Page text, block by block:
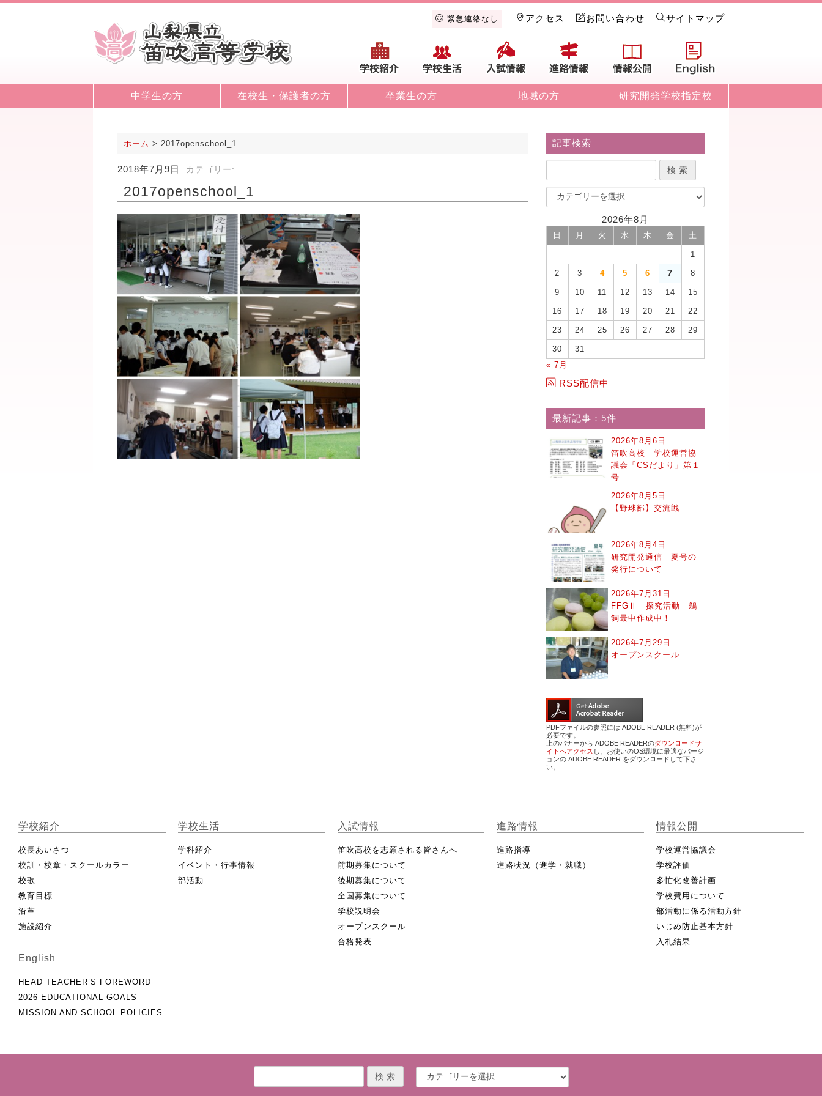
緊急連絡なし アクセス お問い合わせ サイトマップ
学校紹介 学校生活 入試情報 進路情報 情報公開
中学生の方 在校生・保護者の方 卒業生の方 地域の方 研究開発学校指定校
ホーム > 2017openschool_1
2018年7月9日 カテゴリー:
2017openschool_1
記事検索
2026年8月
日 月 火 水 木 金 土
1
2 3 4 5 6 7 8
9 10 11 12 13 14 15
16 17 18 19 20 21 22
23 24 25 26 27 28 29
30
31
« 7月
RSS配信中
最新記事：5件
2026年8月6日
笛吹高校 学校運営協
議会「CSだより」第１
号
2026年8月5日
【野球部】交流戦
2026年8月4日
研究開発通信 夏号の
発行について
2026年7月31日
FFGⅡ 探究活動 鵜
飼最中作成中！
2026年7月29日
オープンスクール
PDFファイルの参照には ADOBE READER (無料)が
必要です。
上のバナーから ADOBE READERのダウンロードサ
イトへアクセス し、お使いのOS環境に最適なバージ
ョンの ADOBE READER をダウンロードして下さ
い。
学校紹介
校長あいさつ
校訓・校章・スクールカラー
校歌
教育目標
沿革
施設紹介
学校生活
学科紹介
イベント・行事情報
部活動
入試情報
笛吹高校を志願される皆さんへ
前期募集について
後期募集について
全国募集について
学校説明会
オープンスクール
合格発表
進路情報
進路指導
進路状況（進学・就職）
情報公開
学校運営協議会
学校評価
多忙化改善計画
学校費用について
部活動に係る活動方針
いじめ防止基本方針
入札結果
English
HEAD TEACHER’S FOREWORD
2026 EDUCATIONAL GOALS
MISSION AND SCHOOL POLICIES